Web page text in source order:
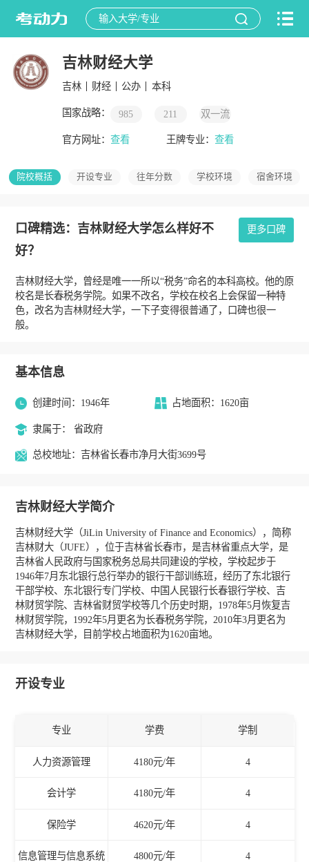
吉林财经大学
吉林 财经 公办 本科
国家战略： 985 211 双一流
官方网址： 查看 王牌专业：查看
院校概括 开设专业 往年分数 学校环境 宿舍环境
口碑精选：吉林财经大学怎么样好不
好？
更多口碑
吉林财经大学，曾经是唯一一所以“税务”命名的本科高校。他的原
校名是长春税务学院。如果不改名，学校在校名上会保留一种特
色，改名为吉林财经大学，一下子变得很普通了，口碑也很一
般。
基本信息
创建时间：1946年 占地面积：1620亩
隶属于： 省政府
总校地址：吉林省长春市净月大街3699号
吉林财经大学简介
吉林财经大学（JiLin University of Finance and Economics），简称
吉林财大（JUFE），位于吉林省长春市，是吉林省重点大学，是
吉林省人民政府与国家税务总局共同建设的学校，学校起步于
1946年7月东北银行总行举办的银行干部训练班，经历了东北银行
干部学校、东北银行专门学校、中国人民银行长春银行学校、吉
林财贸学院、吉林省财贸学校等几个历史时期，1978年5月恢复吉
林财贸学院，1992年5月更名为长春税务学院，2010年3月更名为
吉林财经大学，目前学校占地面积为1620亩地。
开设专业
专业 学费 学制
人力资源管理 4180元/年 4
会计学 4180元/年 4
保险学 4620元/年 4
信息管理与信息系统 4800元/年 4